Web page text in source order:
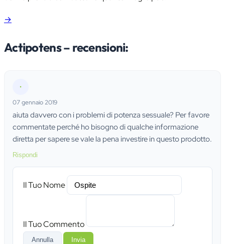
→
Actipotens – recensioni:
•
07 gennaio 2019
aiuta davvero con i problemi di potenza sessuale? Per favore
commentate perché ho bisogno di qualche informazione
diretta per sapere se vale la pena investire in questo prodotto.
Rispondi
Il Tuo Nome
Il Tuo Commento
Annulla Invia